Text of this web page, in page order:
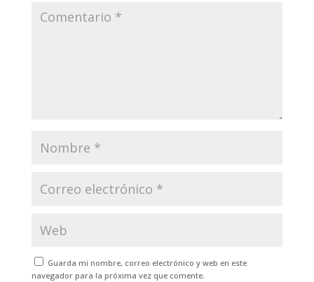
Guarda mi nombre, correo electrónico y web en este
navegador para la próxima vez que comente.